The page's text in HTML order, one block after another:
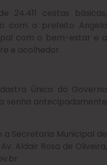
24.411 cestas básicas,
com o prefeito Angelo
com o bem-estar e a
e acolhedor.
Único do Governo
senha antecipadamente
Secretaria Municipal de
Aldair Rosa de Oliveira,